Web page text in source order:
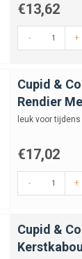
€13,62
- +
Cupid &
Rendier
leuk voor
€17,02
- +
Cupid &